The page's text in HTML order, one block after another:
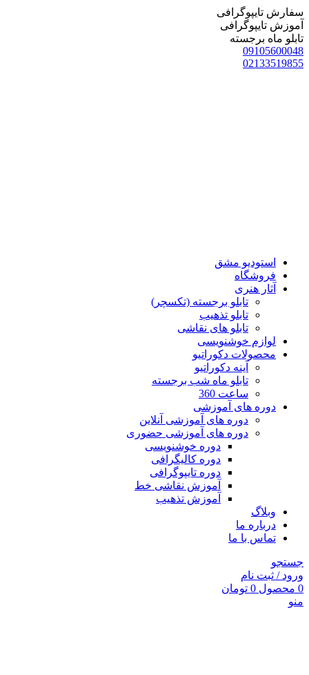
سفارش تایپوگرافی
آموزش تایپوگرافی
تابلو ماه برجسته
09105600048
02133519855
استودیو مشق
فروشگاه
آثار هنری
تابلو برجسته (تکسچر)
تابلو تذهیب
تابلو های نقاشی
لوازم خوشنویسی
محصولات دکوراتیو
آینه دکوراتیو
تابلو ماه شب برجسته
ساعت 360
دوره های آموزشی
دوره های آموزشی آنلاین
دوره های آموزشی حضوری
دوره خوشنویسی
دوره کالیگرافی
دوره تایپوگرافی
آموزش نقاشی خط
آموزش تذهیب
وبلاگ
درباره ما
تماس با ما
جستجو
ورود / ثبت نام
0 محصول 0 تومان
منو